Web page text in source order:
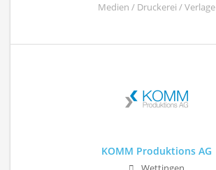
Medien / Druckerei / Verlage
KOMM Produktions AG